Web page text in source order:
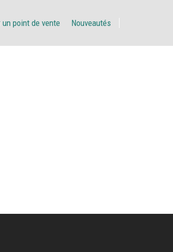
un point de vente Nouveautés